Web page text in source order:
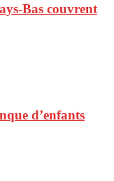
Bas couvrent
d’enfants